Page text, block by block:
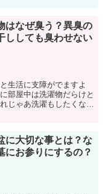
はなぜ臭う？異臭の
ししても臭わせない
生活に支障がでますよ
部屋中は洗濯物だらけと
じゃあ洗濯もしたくな
に大切な事とは？な
にお参りにするの？